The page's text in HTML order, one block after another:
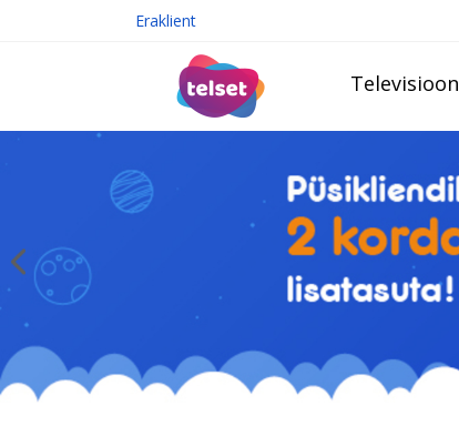
Eraklient
Televisioon